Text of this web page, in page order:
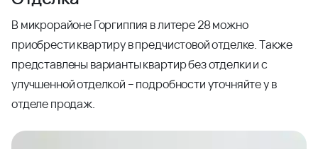
В микрорайоне Горгиппия в литере 28 можно
приобрести квартиру в предчистовой отделке. Также
представлены варианты квартир без отделки и с
улучшенной отделкой – подробности уточняйте у в
отделе продаж.